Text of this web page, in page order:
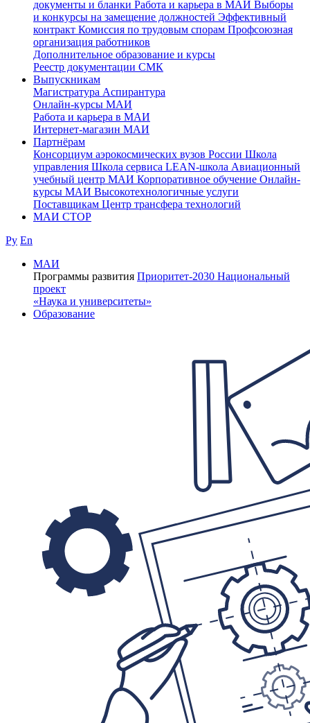
документы и бланки Работа и карьера в МАИ Выборы
и конкурсы на замещение должностей Эффективный
контракт Комиссия по трудовым спорам Профсоюзная
организация работников
Дополнительное образование и курсы
Реестр документации СМК
Выпускникам
Магистратура Аспирантура
Онлайн-курсы МАИ
Работа и карьера в МАИ
Интернет-магазин МАИ
Партнёрам
Консорциум аэрокосмических вузов России Школа
управления Школа сервиса LEAN-школа Авиационный
учебный центр МАИ Корпоративное обучение Онлайн-
курсы МАИ Высокотехнологичные услуги
Поставщикам Центр трансфера технологий
МАИ СТОР
Ру En
МАИ
Программы развития Приоритет-2030 Национальный
проект
«Наука и университеты»
Образование